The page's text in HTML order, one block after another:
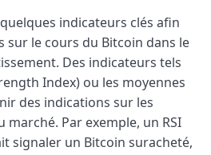
indicateurs clés afin
sur le cours du Bitcoin dans le
Des indicateurs tels
Index) ou les moyennes
des indications sur les
marché. Par exemple, un RSI
signaler un Bitcoin suracheté,